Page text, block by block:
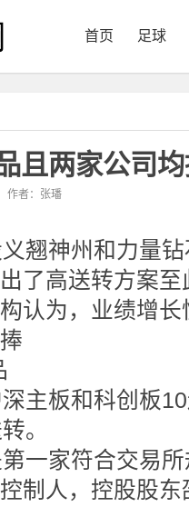
首页 足球
且两家公司
作者：张璠
翘神州和力量
了高送转方案
认为，业绩增
主板和科创板
。
一家符合交易
制人，控股股